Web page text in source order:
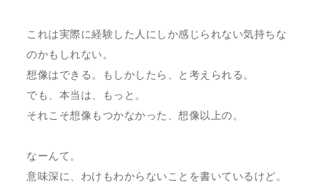
これは実際に経験した人にしか感じられない気持ちな
のかもしれない。
想像はできる。もしかしたら、と考えられる。
でも、本当は、もっと。
それこそ想像もつかなかった、想像以上の。
なーんて。
意味深に、わけもわからないことを書いているけど。